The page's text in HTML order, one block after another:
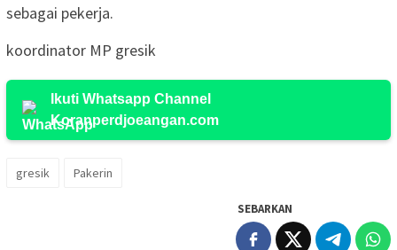
sebagai pekerja.
koordinator MP gresik
Ikuti Whatsapp Channel
Koranperdjoeangan.com
gresik Pakerin
SEBARKAN